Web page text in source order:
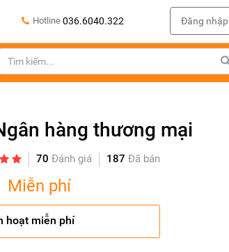
Hotline 036.6040.322 Đăng nhập
hàng thương mại
70 Đánh giá 187 Đã bán
Miễn phí
hoạt miễn phí